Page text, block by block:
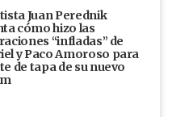
Juan Perednik
cómo hizo las
“infladas” de
y Paco Amoroso para
de tapa de su nuevo